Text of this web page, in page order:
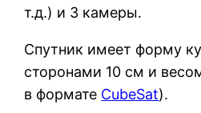
т.д.) и 3 камеры.
Спутник имеет форму
сторонами 10 см и
в формате CubeSat).